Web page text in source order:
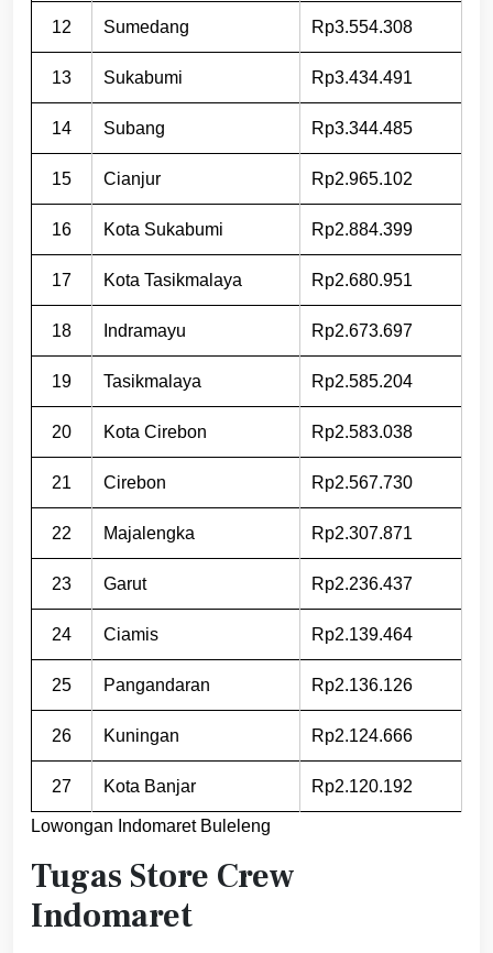
12 Sumedang Rp3.554.308
13 Sukabumi Rp3.434.491
14 Subang Rp3.344.485
15 Cianjur Rp2.965.102
16 Kota Sukabumi Rp2.884.399
17 Kota Tasikmalaya Rp2.680.951
18 Indramayu Rp2.673.697
19 Tasikmalaya Rp2.585.204
20 Kota Cirebon Rp2.583.038
21 Cirebon Rp2.567.730
22 Majalengka Rp2.307.871
23 Garut Rp2.236.437
24 Ciamis Rp2.139.464
25 Pangandaran Rp2.136.126
26 Kuningan Rp2.124.666
27 Kota Banjar Rp2.120.192
Lowongan Indomaret Buleleng
Tugas Store Crew
Indomaret